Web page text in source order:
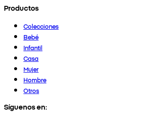
Productos
Colecciones
Bebé
Infantil
Casa
Mujer
Hombre
Otros
Síguenos en: